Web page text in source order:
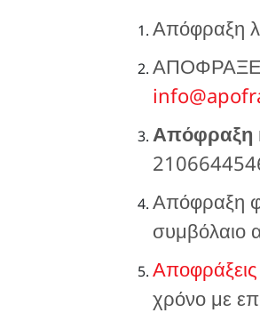
Απόφραξη
Απόφραξη
Απόφραξη
χρόνο με